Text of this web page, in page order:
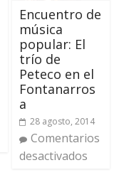
Encuentro de
música
popular: El
trío de
Peteco en el
Fontanarros
a
28 agosto, 2014
Comentarios
desactivados